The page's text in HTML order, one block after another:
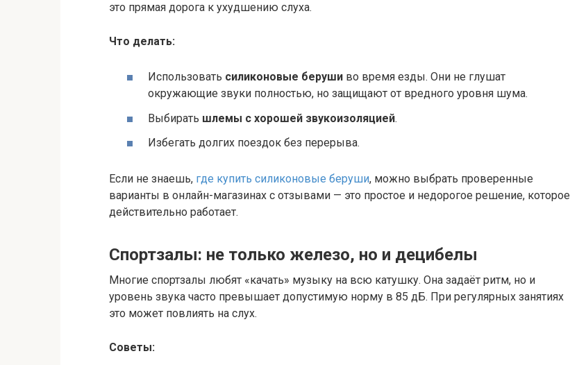
это прямая дорога к ухудшению слуха.
Что делать:
Использовать силиконовые беруши во время езды. Они не глушат
окружающие звуки полностью, но защищают от вредного уровня шума.
Выбирать шлемы с хорошей звукоизоляцией.
Избегать долгих поездок без перерыва.
Если не знаешь, где купить силиконовые беруши, можно выбрать проверенные
варианты в онлайн-магазинах с отзывами — это простое и недорогое решение, которое
действительно работает.
Спортзалы: не только железо, но и децибелы
Многие спортзалы любят «качать» музыку на всю катушку. Она задаёт ритм, но и
уровень звука часто превышает допустимую норму в 85 дБ. При регулярных занятиях
это может повлиять на слух.
Советы: